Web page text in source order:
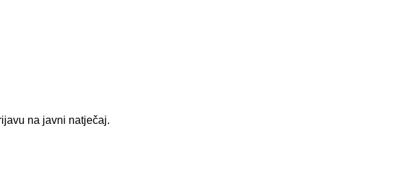
na javni natječaj.